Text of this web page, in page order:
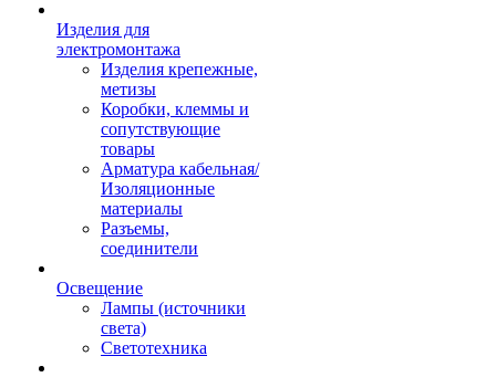
Изделия для
электромонтажа
Изделия крепежные,
метизы
Коробки, клеммы и
сопутствующие
товары
Арматура кабельная/
Изоляционные
материалы
Разъемы,
соединители
Освещение
Лампы (источники
света)
Светотехника